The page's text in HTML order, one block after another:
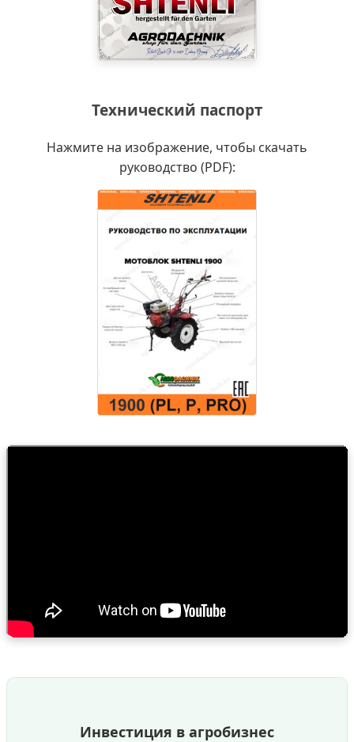
Технический паспорт
Нажмите на изображение, чтобы скачать
руководство (PDF):
Инвестиция в агробизнес